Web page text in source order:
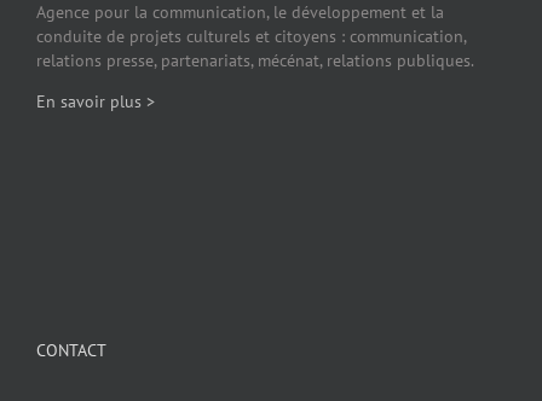
Agence pour la communication, le développement et la
conduite de projets culturels et citoyens : communication,
relations presse, partenariats, mécénat, relations publiques.
En savoir plus >
CONTACT